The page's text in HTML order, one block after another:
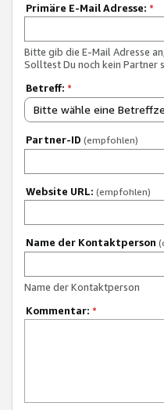
Primäre E-Mail Adresse: *
Bitte gib die E-Mail Adresse
Solltest Du noch kein Partner
Betreff: *
Bitte wähle eine
Partner-ID (empfohlen)
Website URL: (empfohlen)
Name der Kontaktperson
Name der Kontaktperson
Kommentar: *